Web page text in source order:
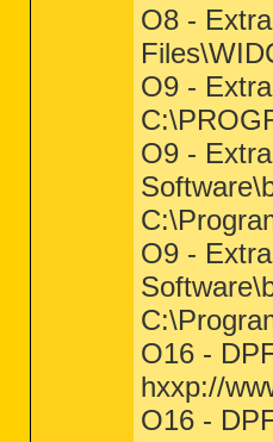
O8 -
O9 -
O9 -
O9 -
O16 -
hxxp://
O16 -